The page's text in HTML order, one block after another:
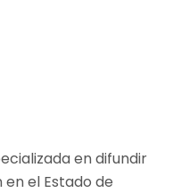
en difundir
el Estado de